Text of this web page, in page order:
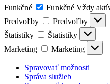
Funkčné
Funkčné Vždy
Predvoľby
Predvoľby
Štatistiky
Štatistiky
Marketing
Marketing
Spravovať možnosti
Správa služieb